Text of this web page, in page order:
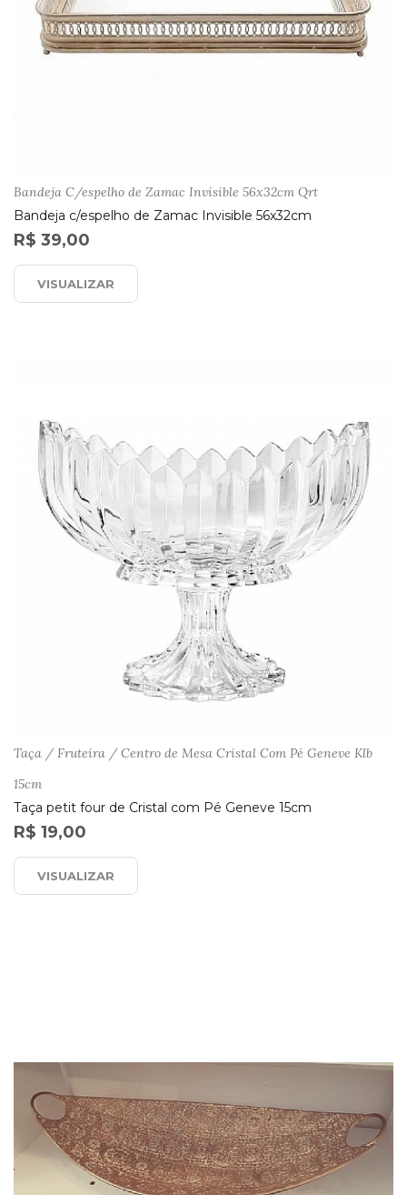
Bandeja C/espelho de Zamac Invisible 56x32cm Qrt
Bandeja c/espelho de Zamac Invisible 56x32cm
R$ 39,00
VISUALIZAR
Taça / Fruteira / Centro de Mesa Cristal Com Pé Geneve Klb
15cm
Taça petit four de Cristal com Pé Geneve 15cm
R$ 19,00
VISUALIZAR